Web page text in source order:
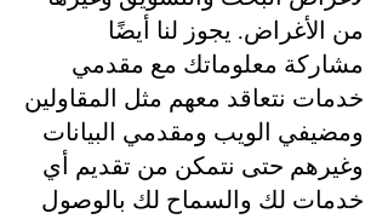
من الأغراض. يجوز لنا أيضًا
مشاركة معلوماتك مع مقدمي
خدمات نتعاقد معهم مثل المقاولين
ومضيفي الويب ومقدمي البيانات
وغيرهم حتى نتمكن من تقديم أي
خدمات لك والسماح لك بالوصول